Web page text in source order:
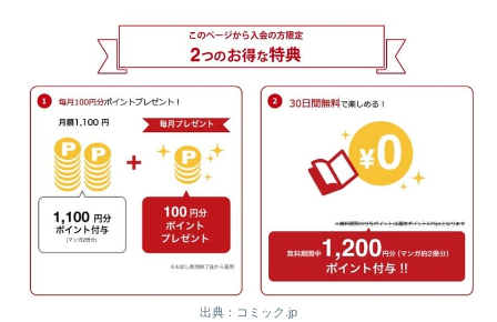
出典：コミック.jp